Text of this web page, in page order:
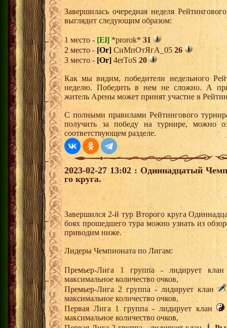
Завершилась очередная неделя
выглядит следующим образом:
1 место - [El] *prorok* 31
2 место - [Or] СиМпОтЯгА_05 26
3 место - [Or] 4erToS 20
Как мы видим, победители недельного
неделю. Победить в нем не сложно. А
житель Арены может принят участие в
С полными правилами Рейтингового
получить за победу на турнире, можно
соответствующем разделе.
2023-02-27 13:02 : Одиннадцатый
го круга.
Завершился 2-й тур Второго круга
боях прошедшего тура можно узнать из
приводим ниже.
Лидеры Чемпионата по Лигам:
Премьер-Лига 1 группа - лидирует
максимальное количество очков,
Премьер-Лига 2 группа - лидирует клан
максимальное количество очков,
Первая Лига 1 группа - лидирует клан
максимальное количество очков,